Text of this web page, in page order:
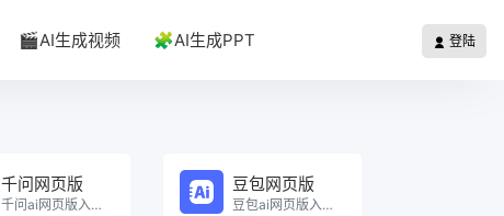
🎬AI生成视频 🧩AI生成PPT 登陆
千问网页版
千问ai网页版入口在线使用。
豆包网页版
豆包ai网页版入口在线使用。